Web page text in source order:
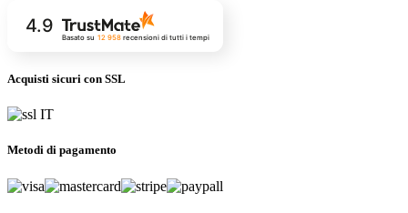
4.9
Basato su 12 958recensioni di tutti i tempi
Acquisti sicuri con SSL
Metodi di pagamento